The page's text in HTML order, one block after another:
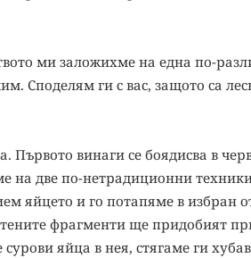
ми заложихме на една по-
Споделям ги с вас, защото са
винаги се боядисва в
на две по-нетрадиционни
яйцето и го потапяме в избран
фрагменти ще придобият
яйца в нея, стягаме ги